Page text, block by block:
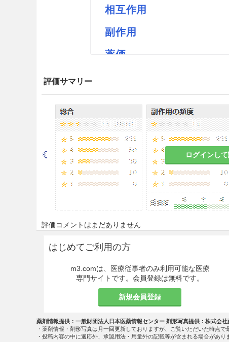
相互作用
副作用
薬価
評価サマリー
ログインし
評価コメントはまだありません
はじめてご利用の方
m3.comは、医療従事者のみ利用可能な医療
専門サイトです。会員登録は無料です。
新規会員登録
薬剤情報提供：一般財団法人日本医薬情報センター 剤形写真提供：株式会社
・薬剤情報・剤形写真は月一回更新しておりますが、ご覧いただいた時点
・投稿内容の中に適応外、承認用法・用量外の記載等が含まれる場合があ